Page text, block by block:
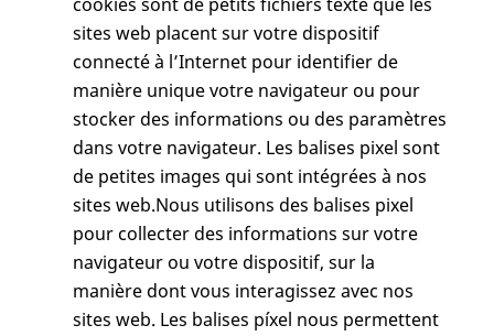
sites web placent sur votre dispositif
connecté à l’Internet pour identifier de
manière unique votre navigateur ou pour
stocker des informations ou des paramètres
dans votre navigateur. Les balises pixel sont
de petites images qui sont intégrées à nos
sites web.Nous utilisons des balises pixel
pour collecter des informations sur votre
navigateur ou votre dispositif, sur la
manière dont vous interagissez avec nos
sites web. Les balises píxel nous permettent